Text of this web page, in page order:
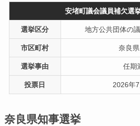
安堵町議会議員補欠選
選挙区分 地方公共団体の
市区町村 奈良
選挙事由 任期
投票日 2026年
奈良県知事選挙